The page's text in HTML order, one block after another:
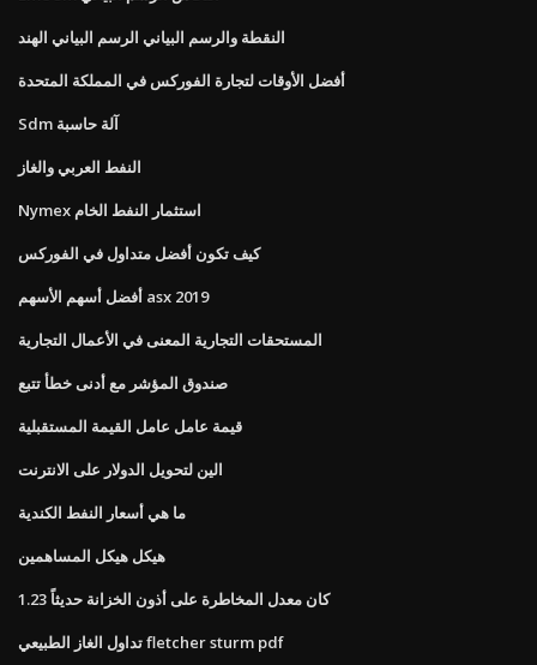
النقطة والرسم البياني الرسم البياني الهند
أفضل الأوقات لتجارة الفوركس في المملكة المتحدة
Sdm آلة حاسبة
النفط العربي والغاز
Nymex استثمار النفط الخام
كيف تكون أفضل متداول في الفوركس
أفضل أسهم الأسهم asx 2019
المستحقات التجارية المعنى في الأعمال التجارية
صندوق المؤشر مع أدنى خطأ تتبع
قيمة عامل عامل القيمة المستقبلية
الين لتحويل الدولار على الانترنت
ما هي أسعار النفط الكندية
هيكل هيكل المساهمين
كان معدل المخاطرة على أذون الخزانة حديثاً 1.23
تداول الغاز الطبيعي fletcher sturm pdf